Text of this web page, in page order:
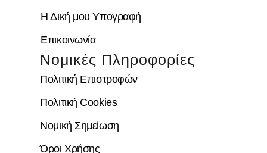
Η Δική μου Υπογραφή
Επικοινωνία
Νομικές Πληροφορίες
Πολιτική Επιστροφών
Πολιτική Cookies
Νομική Σημείωση
Όροι Χρήσης